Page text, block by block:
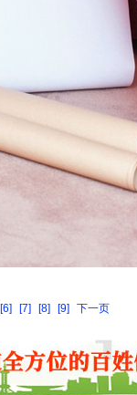
[6] [7] [8] [9] 下一页